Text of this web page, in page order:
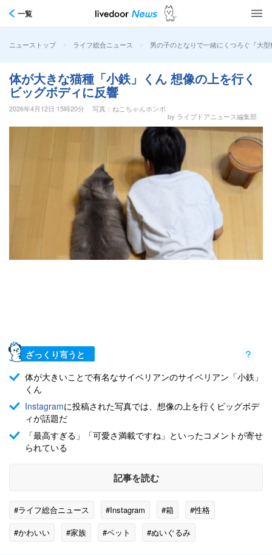
一覧
ニューストップ > ライフ総合ニュース > 男の子のとなりで一緒にくつろぐ『大
体が大きな猫種「小鉄」くん 想像の上を行く
ビッグボディに反響
2026年4月12日 15時20分
写真：ねこちゃんホンポ
by ライブドアニュース編集部
ざっくり言うと
体が大きいことで有名なサイベリアンのサイベリアン「小鉄」
くん
Instagramに投稿された写真では、想像の上を行くビッグボデ
ィが話題だ
「最高すぎる」「可愛さ満載ですね」といったコメントが寄せ
られている
記事を読む
#ライフ総合ニュース #Instagram #箱
#性格
#かわいい
#家族 #ペット
#ぬいぐるみ